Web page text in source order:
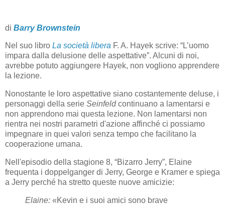
di Barry Brownstein
Nel suo libro La società libera F. A. Hayek scrive: “L’uomo
impara dalla delusione delle aspettative”. Alcuni di noi,
avrebbe potuto aggiungere Hayek, non vogliono apprendere
la lezione.
Nonostante le loro aspettative siano costantemente deluse, i
personaggi della serie Seinfeldcontinuano a lamentarsi e
non apprendono mai questa lezione. Non lamentarsi non
rientra nei nostri parametri d'azione affinché ci possiamo
impegnare in quei valori senza tempo che facilitano la
cooperazione umana.
Nell'episodio della stagione 8, “Bizarro Jerry”, Elaine
frequenta i doppelganger di Jerry, George e Kramer e spiega
a Jerry perché ha stretto queste nuove amicizie:
Elaine: «Kevin e i suoi amici sono brave